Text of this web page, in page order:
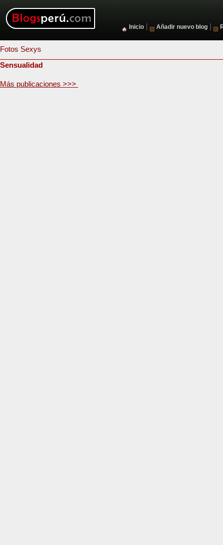
Inicio Añadir nuevo blog
Fotos Sexys
Sensualidad
Más publicaciones >>>